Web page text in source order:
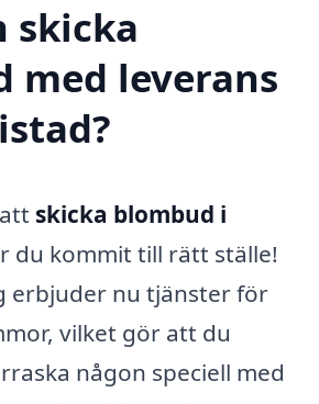
skicka
med leverans
skicka blombud i
du kommit till rätt ställe!
erbjuder nu tjänster för
vilket gör att du
någon speciell med